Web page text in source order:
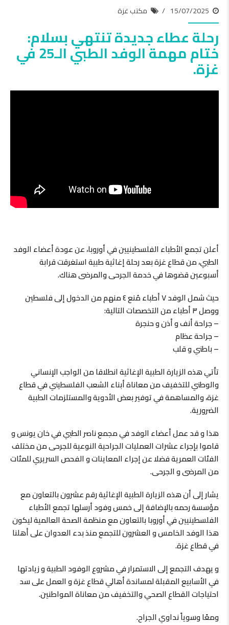
15/07/2025 مكتب غزة
رحلة عطاء جديدة تنتهي بسلام:
ختام مهمة الوفد الطبي الـ25 في
غزة.
أعلن تجمع الأطباء الفلسطينيين في أوروبا، عن عودة أعضاء الوفد
الطبي، من قطاع غزة بعد رحلة إغاثية طبية استغرقت قرابة
أسبوعين قضوها في خدمة الجرحى والمرضى هناك.
حيث شمل الوفد ٧ أطباء مُنع ٤ منهم من الدخول إلى فلسطين
ووصل ٣ أطباء من التخصصات التالية:
– جراحة أنف و أذن و حنجرة
– ⁠جراحة عظام
– ⁠باطني و قلب
تأتي هذه الزيارة الطبية الإغاثية انطلاقا من الواجب الإنساني
والوطني للتخفيف من معاناة أبناء الشعب الفلسطيني في قطاع
غزة، والمساهمة في توفير بعض الأدوية والمستلزمات الطبية
الضرورية.
هذا و قد عمل أعضاء الوفد في مجمع ناصر الطبي في خان يونس و
قاموا بإجراء عشرات العمليات الجراحية النوعية للجرحى من مختلف
الفئات العمرية فضلا عن إجراء المعاينات و الفحص السريري للمئات
من المرضى و الجرحى.
يشار إلى أن هذه الزيارة الطبية الإغاثية رقم عشرون بالتعاون مع
مؤسسة رحمه بالإضافة إلى خمس وفود أرسلها تجمع الأطباء
الفلسطينيين في أوروبا بالتعاون مع منظمة الصحة العالمية ليكون
هذا الوفد الخامس و العشرون للتجمع منذ بدء العدوان على أهلنا
في قطاع غزة.
و يهدف التجمع إلى الاستمرار في مشروع الوفود الطبية و زيادتها
في الأسابيع المقبلة لمساندة أهالي قطاع غزة و العمل على سد
احتياجات القطاع الصحي والتخفيف من معاناة المواطنين.
ومعًا وسوياً نداوي الجراح.